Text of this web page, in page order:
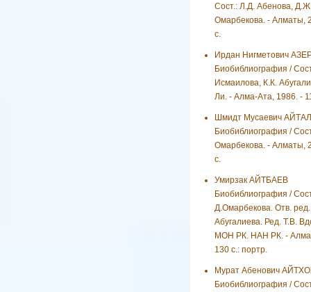
Сост.: Л.Д. Абенова,
Омарбекова. - Алматы,
с.
Ирдан Нигметович
Биобиблиография /
Исмаилова, К.К.
Ли. - Алма-Ата, 1986. -
Шмидт Мусаевич
Биобиблиография /
Омарбекова. - Алматы,
с.
Умирзак АЙТБАЕВ
Биобиблиография /
Д.Омарбекова. Отв.
Абугалиева. Ред. Т.В.
МОН РК. НАН РК. -
130 с.: портр.
Мурат Абенович
Биобиблиография /